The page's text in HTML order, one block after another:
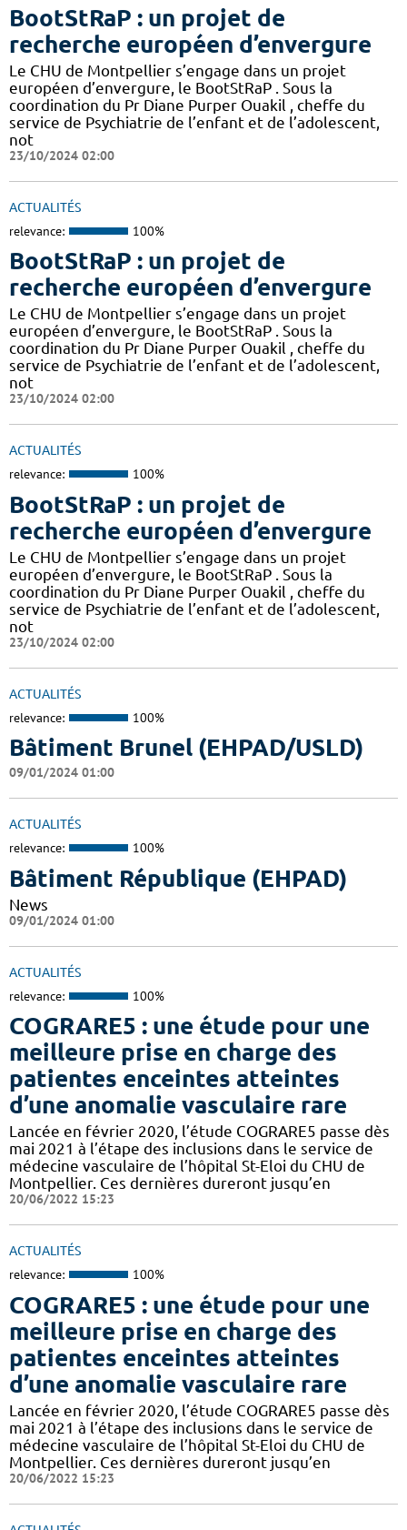
BootStRaP : un projet de
recherche européen d’envergure
Le CHU de Montpellier s’engage dans un projet
européen d’envergure, le BootStRaP . Sous la
coordination du Pr Diane Purper Ouakil , cheffe du
service de Psychiatrie de l’enfant et de l’adolescent,
not
23/10/2024 02:00
ACTUALITÉS
relevance: 100%
BootStRaP : un projet de
recherche européen d’envergure
Le CHU de Montpellier s’engage dans un projet
européen d’envergure, le BootStRaP . Sous la
coordination du Pr Diane Purper Ouakil , cheffe du
service de Psychiatrie de l’enfant et de l’adolescent,
not
23/10/2024 02:00
ACTUALITÉS
relevance: 100%
BootStRaP : un projet de
recherche européen d’envergure
Le CHU de Montpellier s’engage dans un projet
européen d’envergure, le BootStRaP . Sous la
coordination du Pr Diane Purper Ouakil , cheffe du
service de Psychiatrie de l’enfant et de l’adolescent,
not
23/10/2024 02:00
ACTUALITÉS
relevance: 100%
Bâtiment Brunel (EHPAD/USLD)
09/01/2024 01:00
ACTUALITÉS
relevance: 100%
Bâtiment République (EHPAD)
News
09/01/2024 01:00
ACTUALITÉS
relevance: 100%
COGRARE5 : une étude pour une
meilleure prise en charge des
patientes enceintes atteintes
d’une anomalie vasculaire rare
Lancée en février 2020, l’étude COGRARE5 passe dès
mai 2021 à l’étape des inclusions dans le service de
médecine vasculaire de l’hôpital St-Eloi du CHU de
Montpellier. Ces dernières dureront jusqu’en
20/06/2022 15:23
ACTUALITÉS
relevance: 100%
COGRARE5 : une étude pour une
meilleure prise en charge des
patientes enceintes atteintes
d’une anomalie vasculaire rare
Lancée en février 2020, l’étude COGRARE5 passe dès
mai 2021 à l’étape des inclusions dans le service de
médecine vasculaire de l’hôpital St-Eloi du CHU de
Montpellier. Ces dernières dureront jusqu’en
20/06/2022 15:23